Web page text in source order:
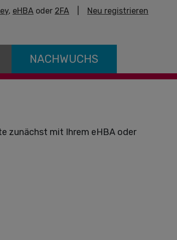
, eHBA oder 2FA Neu registrieren
NACHWUCHS
zunächst mit Ihrem eHBA oder